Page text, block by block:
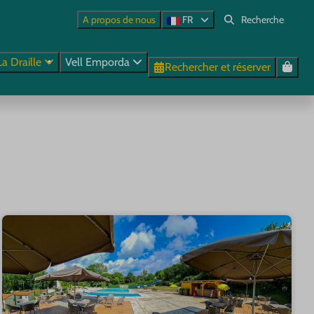
A propos de nous FR
Draille Vell Emporda Rechercher et réserver